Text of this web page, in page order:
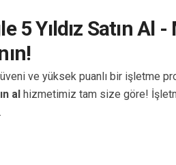
5 Yıldız Satın Al
ve yüksek puanlı bir işletme
al hizmetimiz tam size göre!